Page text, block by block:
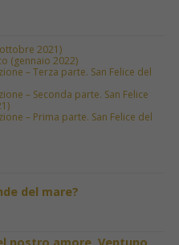
2021)
(gennaio 2022)
– Terza parte. San Felice del
– Seconda parte. San Felice
– Prima parte. San Felice del
del mare?
nostro amore. Ventuno